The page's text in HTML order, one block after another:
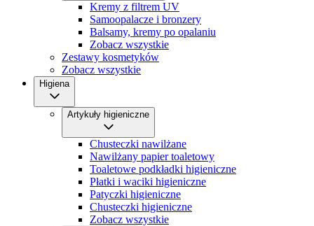
Kremy z filtrem UV
Samoopalacze i bronzery
Balsamy, kremy po opalaniu
Zobacz wszystkie
Zestawy kosmetyków
Zobacz wszystkie
Higiena
Artykuły higieniczne
Chusteczki nawilżane
Nawilżany papier toaletowy
Toaletowe podkładki higieniczne
Płatki i waciki higieniczne
Patyczki higieniczne
Chusteczki higieniczne
Zobacz wszystkie